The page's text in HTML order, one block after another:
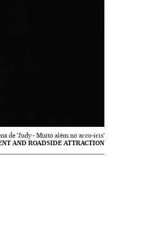
de 'Judy - Muito além no arco-íris'
AND ROADSIDE ATTRACTION